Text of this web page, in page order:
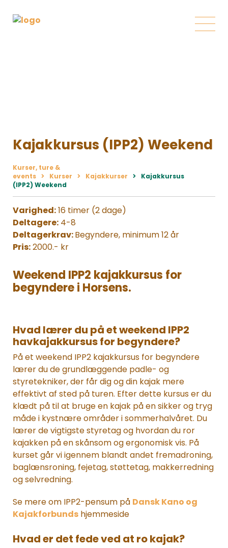
Kajakkursus (IPP2) Weekend
Kurser, ture &
events
Kurser Kajakkurser
Kajakkursus
(IPP2) Weekend
Varighed:16 timer (2 dage)
Deltagere: 4-8
Deltagerkrav:Begyndere, minimum 12 år
Pris:2000.- kr
Weekend IPP2 kajakkursus for
begyndere i Horsens.
Hvad lærer du på et weekend IPP2
havkajakkursus for begyndere?
På et weekend IPP2 kajakkursus for begyndere
lærer du de grundlæggende padle- og
styretekniker, der får dig og din kajak mere
effektivt af sted på turen. Efter dette kursus er du
klædt på til at bruge en kajak på en sikker og tryg
måde i kystnære områder i sommerhalvåret. Du
lærer de vigtigste styretag og hvordan du ror
kajakken på en skånsom og ergonomisk vis. På
kurset går vi igennem blandt andet fremadroning,
baglænsroning, fejetag, støttetag, makkerredning
og selvredning.
Se mere om IPP2-pensum på Dansk Kano og
Kajakforbunds hjemmeside
Hvad er det fede ved at ro kajak?